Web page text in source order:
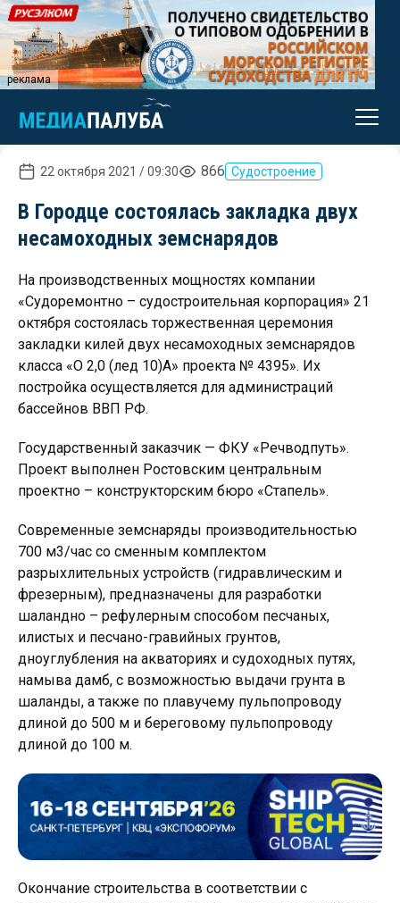
реклама
22 октября 2021 / 09:30 866 Судостроение
В Городце состоялась закладка двух
несамоходных земснарядов
На производственных мощностях компании
«Судоремонтно – судостроительная корпорация» 21
октября состоялась торжественная церемония
закладки килей двух несамоходных земснарядов
класса «О 2,0 (лед 10)А» проекта № 4395». Их
постройка осуществляется для администраций
бассейнов ВВП РФ.
Государственный заказчик — ФКУ «Речводпуть».
Проект выполнен Ростовским центральным
проектно – конструкторским бюро «Стапель».
Современные земснаряды производительностью
700 м3/час со сменным комплектом
разрыхлительных устройств (гидравлическим и
фрезерным), предназначены для разработки
шаландно – рефулерным способом песчаных,
илистых и песчано-гравийных грунтов,
дноуглубления на акваториях и судоходных путях,
намыва дамб, с возможностью выдачи грунта в
шаланды, а также по плавучему пульпопроводу
длиной до 500 м и береговому пульпопроводу
длиной до 100 м.
Окончание строительства в соответствии с